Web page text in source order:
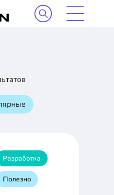
Разработка
Полезно